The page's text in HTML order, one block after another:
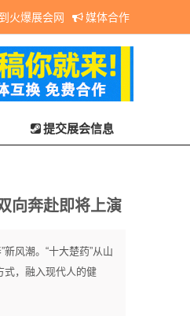
火爆展会网 媒体合作
提交展会信息
向奔赴即将上演
风潮。“十大楚药”从山
式，融入现代人的健